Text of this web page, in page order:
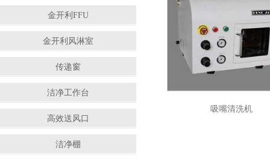
金开利FFU
金开利风淋室
传递窗
洁净工作台
高效送风口
洁净棚
吸嘴清洗机